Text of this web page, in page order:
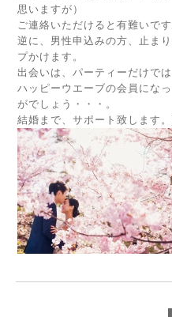
思いますが）
ご連絡いただけると有難いです
逆に、男性申込みの方、止ま
プかけます。
出会いは、パーティーだけで
ハッピーウエーブの会員にな
がでしょう・・・。
結婚まで、サポート致します